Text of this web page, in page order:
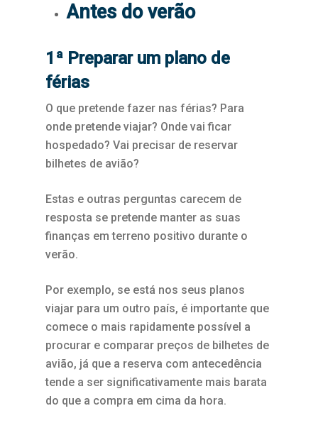
Antes do verão
1ª Preparar um plano de
férias
O que pretende fazer nas férias? Para
onde pretende viajar? Onde vai ficar
hospedado? Vai precisar de reservar
bilhetes de avião?
Estas e outras perguntas carecem de
resposta se pretende manter as suas
finanças em terreno positivo durante o
verão.
Por exemplo, se está nos seus planos
viajar para um outro país, é importante que
comece o mais rapidamente possível a
procurar e comparar preços de bilhetes de
avião, já que a reserva com antecedência
tende a ser significativamente mais barata
do que a compra em cima da hora.